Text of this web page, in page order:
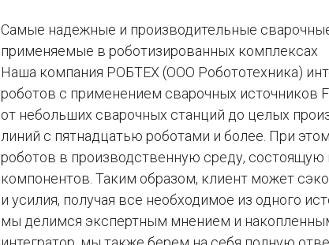
Самые надежные и производительные
применяемые в роботизированных комплексах
Наша компания РОБТЕХ (ООО Робототехника)
роботов с применением сварочных источников
от небольших сварочных станций до целых
линий с пятнадцатью роботами и более. При
роботов в производственную среду, состоящую
компонентов. Таким образом, клиент может
и усилия, получая все необходимое из одного
мы делимся экспертным мнением и